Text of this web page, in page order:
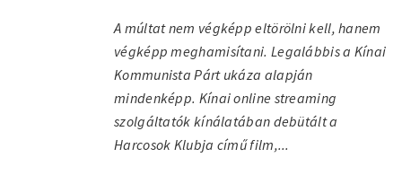
A múltat nem végképp eltörölni kell, hanem
végképp meghamisítani. Legalábbis a Kínai
Kommunista Párt ukáza alapján
mindenképp. Kínai online streaming
szolgáltatók kínálatában debütált a
Harcosok Klubja című film,...